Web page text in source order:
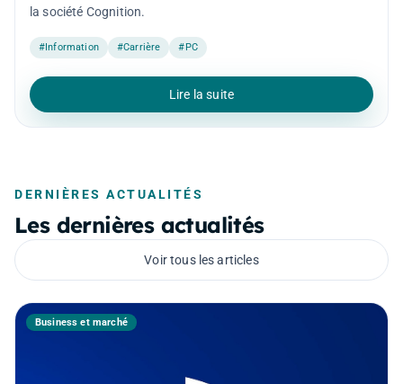
la société Cognition.
#Information #Carrière #PC
Lire la suite
DERNIÈRES ACTUALITÉS
Les dernières actualités
Voir tous les articles
Business et marché